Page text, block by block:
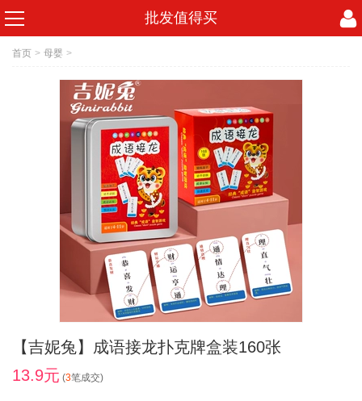
批发值得买
首页 > 母婴 >
【吉妮兔】成语接龙扑克牌盒装160张
13.9元 (3笔成交)